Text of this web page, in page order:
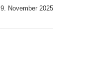
9. November 2025